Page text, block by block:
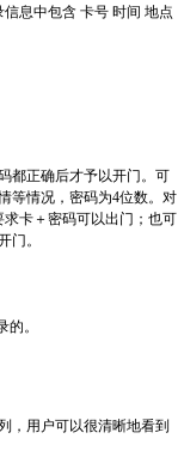
息中包含 卡号 时间 地点
都正确后才予以开门。可
等情况，密码为4位数。对
卡＋密码可以出门；也可
门。
。
，用户可以很清晰地看到